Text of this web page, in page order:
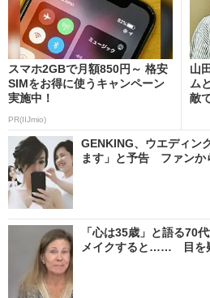
スマホ2GBで月額850円～ 格安
SIMをお得に使うキャンペーン
実施中！
PR(IIJmio)
山
ム
敵
GENKING、ウエディン
ます」と予告 ファンか
「心は35歳」と語る70
メイクすると…… 目を